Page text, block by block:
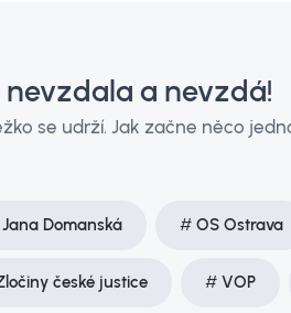
a nevzdá!
se udrží. Jak začne něco
Jana Domanská OS Ostrava
české justice VOP